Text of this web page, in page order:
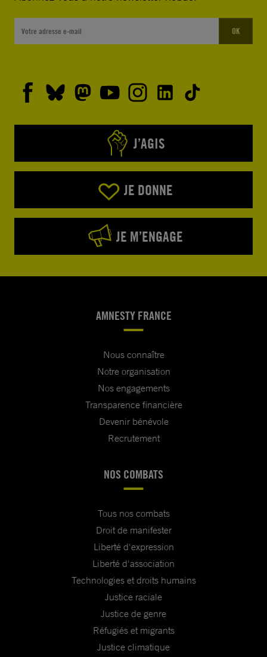
OK
J’AGIS
JE DONNE
JE M’ENGAGE
AMNESTY FRANCE
Nous connaître
Notre organisation
Nos engagements
Transparence financière
Devenir bénévole
Recrutement
NOS COMBATS
Tous nos combats
Droit de manifester
Liberté d'expression
Liberté d'association
Technologies et droits humains
Justice raciale
Justice de genre
Réfugiés et migrants
Justice climatique